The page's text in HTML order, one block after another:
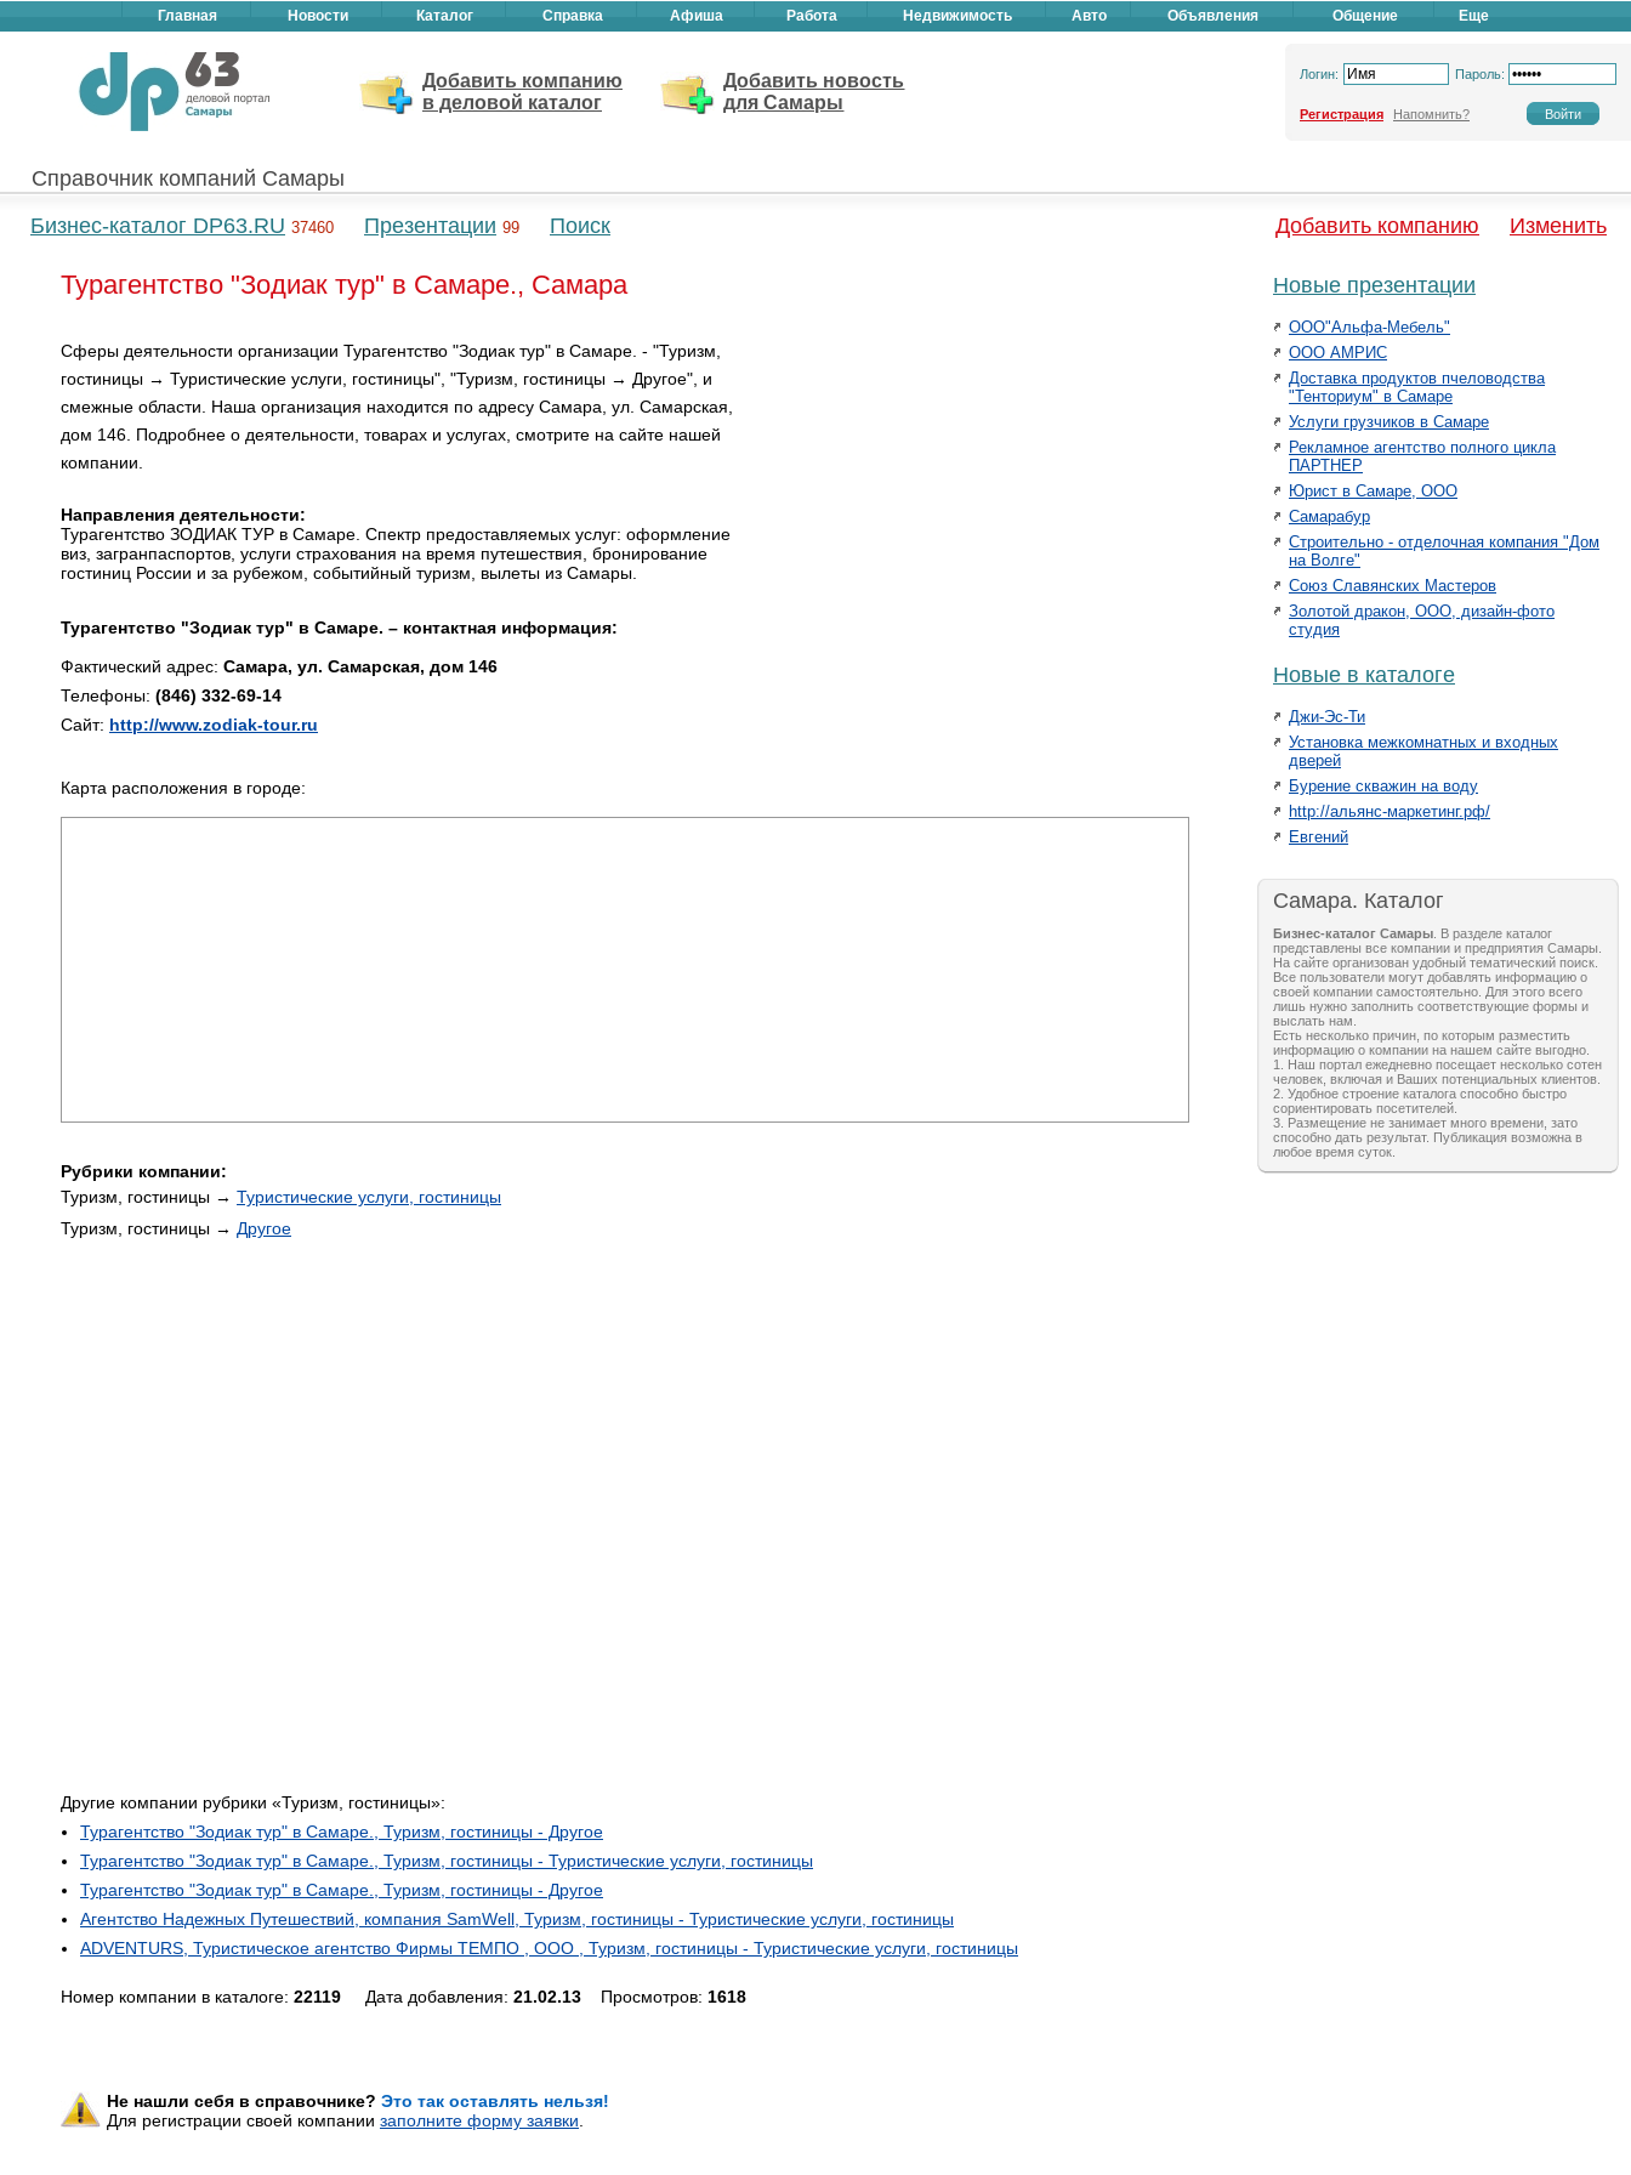
Главная Новости Каталог Справка Афиша Работа Недвижимость Авто Объявления Общение Еще
Добавить компанию
в деловой каталог
Добавить новость
для Самары
Логин: Пароль:
Регистрация Напомнить?
Справочник компаний Самары
Бизнес-каталог DP63.RU 37460 Презентации 99 Поиск Добавить компанию Изменить
Турагентство "Зодиак тур" в Самаре., Самара
Сферы деятельности организации Турагентство "Зодиак тур" в Самаре. - "Туризм,
гостиницы → Туристические услуги, гостиницы", "Туризм, гостиницы → Другое", и
смежные области. Наша организация находится по адресу Самара, ул. Самарская,
дом 146. Подробнее о деятельности, товарах и услугах, смотрите на сайте нашей
компании.
Направления деятельности:
Турагентство ЗОДИАК ТУР в Самаре. Спектр предоставляемых услуг: оформление
виз, загранпаспортов, услуги страхования на время путешествия, бронирование
гостиниц России и за рубежом, событийный туризм, вылеты из Самары.
Турагентство "Зодиак тур" в Самаре. – контактная информация:
Фактический адрес: Самара, ул. Самарская, дом 146
Телефоны: (846) 332-69-14
Сайт: http://www.zodiak-tour.ru
Карта расположения в городе:
Рубрики компании:
Туризм, гостиницы → Туристические услуги, гостиницы
Туризм, гостиницы → Другое
Другие компании рубрики «Туризм, гостиницы»:
Турагентство "Зодиак тур" в Самаре., Туризм, гостиницы - Другое
Турагентство "Зодиак тур" в Самаре., Туризм, гостиницы - Туристические услуги, гостиницы
Турагентство "Зодиак тур" в Самаре., Туризм, гостиницы - Другое
Агентство Надежных Путешествий, компания SamWell, Туризм, гостиницы - Туристические услуги, гостиницы
ADVENTURS, Туристическое агентство Фирмы ТЕМПО , ООО , Туризм, гостиницы - Туристические услуги, гостиницы
Номер компании в каталоге: 22119 Дата добавления: 21.02.13 Просмотров: 1618
Не нашли себя в справочнике? Это так оставлять нельзя!
Для регистрации своей компании заполните форму заявки
Новые презентации
ООО"Альфа-Мебель"
ООО АМРИС
Доставка продуктов пчеловодства
"Тенториум" в Самаре
Услуги грузчиков в Самаре
Рекламное агентство полного цикла
ПАРТНЕР
Юрист в Самаре, ООО
Самарабур
Строительно - отделочная компания "Дом
на Волге"
Союз Славянских Мастеров
Золотой дракон, ООО, дизайн-фото
студия
Новые в каталоге
Джи-Эс-Ти
Установка межкомнатных и входных
дверей
Бурение скважин на воду
http://альянс-маркетинг.рф/
Евгений
Самара. Каталог
Бизнес-каталог Самары . В разделе каталог
представлены все компании и предприятия Самары.
На сайте организован удобный тематический поиск.
Все пользователи могут добавлять информацию о
своей компании самостоятельно. Для этого всего
лишь нужно заполнить соответствующие формы и
выслать нам.
Есть несколько причин, по которым разместить
информацию о компании на нашем сайте выгодно.
1. Наш портал ежедневно посещает несколько сотен
человек, включая и Ваших потенциальных клиентов.
2. Удобное строение каталога способно быстро
сориентировать посетителей.
3. Размещение не занимает много времени, зато
способно дать результат. Публикация возможна в
любое время суток.